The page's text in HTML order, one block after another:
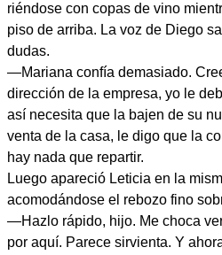
riéndose con copas de vino
piso de arriba. La voz de Diego
dudas.
—Mariana confía demasiado.
dirección de la empresa, yo le
así necesita que la bajen de su
venta de la casa, le digo que la
hay nada que repartir.
Luego apareció Leticia en la
acomodándose el rebozo fino
—Hazlo rápido, hijo. Me choca
por aquí. Parece sirvienta. Y